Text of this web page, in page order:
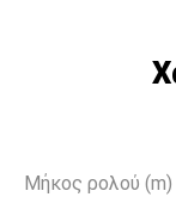
Μήκος ρολού (m)